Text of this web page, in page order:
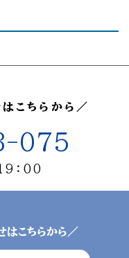
こちらから／
075
：00
はこちらから／